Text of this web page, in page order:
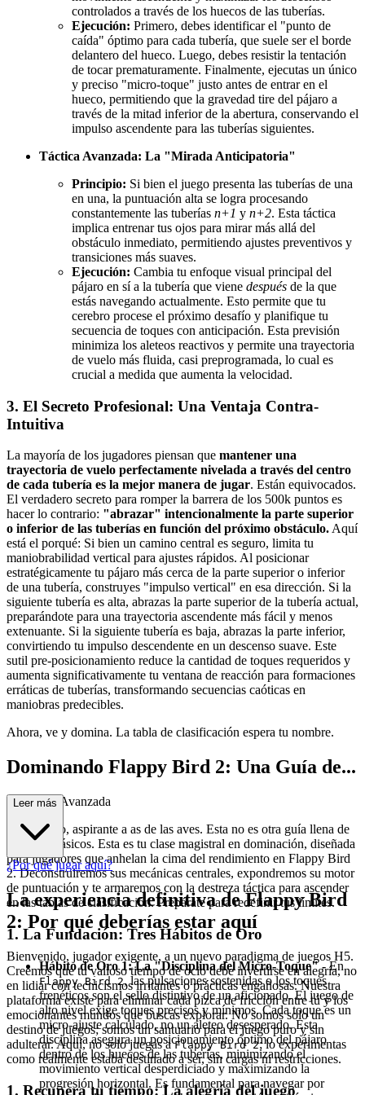
controlados a través de los huecos de las tuberías.
Ejecución: Primero, debes identificar el "punto de
caída" óptimo para cada tubería, que suele ser el borde
delantero del hueco. Luego, debes resistir la tentación
de tocar prematuramente. Finalmente, ejecutas un único
y preciso "micro-toque" justo antes de entrar en el
hueco, permitiendo que la gravedad tire del pájaro a
través de la mitad inferior de la abertura, conservando el
impulso ascendente para las tuberías siguientes.
Táctica Avanzada: La "Mirada Anticipatoria"
Principio: Si bien el juego presenta las tuberías de una
en una, la puntuación alta se logra procesando
constantemente las tuberías n+1 y n+2. Esta táctica
implica entrenar tus ojos para mirar más allá del
obstáculo inmediato, permitiendo ajustes preventivos y
transiciones más suaves.
Ejecución: Cambia tu enfoque visual principal del
pájaro en sí a la tubería que viene después de la que
estás navegando actualmente. Esto permite que tu
cerebro procese el próximo desafío y planifique tu
secuencia de toques con anticipación. Esta previsión
minimiza los aleteos reactivos y permite una trayectoria
de vuelo más fluida, casi preprogramada, lo cual es
crucial a medida que aumenta la velocidad.
3. El Secreto Profesional: Una Ventaja Contra-
Intuitiva
La mayoría de los jugadores piensan que mantener una
trayectoria de vuelo perfectamente nivelada a través del centro
de cada tubería es la mejor manera de jugar. Están equivocados.
El verdadero secreto para romper la barrera de los 500k puntos es
hacer lo contrario: "abrazar" intencionalmente la parte superior
o inferior de las tuberías en función del próximo obstáculo.Aquí
está el porqué: Si bien un camino central es seguro, limita tu
maniobrabilidad vertical para ajustes rápidos. Al posicionar
estratégicamente tu pájaro más cerca de la parte superior o inferior
de una tubería, construyes "impulso vertical" en esa dirección. Si la
siguiente tubería es alta, abrazas la parte superior de la tubería actual,
preparándote para una trayectoria ascendente más fácil y menos
extenuante. Si la siguiente tubería es baja, abrazas la parte inferior,
convirtiendo tu impulso descendente en un descenso suave. Este
sutil pre-posicionamiento reduce la cantidad de toques requeridos y
aumenta significativamente tu ventana de reacción para formaciones
erráticas de tuberías, transformando secuencias caóticas en
maniobras predecibles.
Ahora, ve y domina. La tabla de clasificación espera tu nombre.
Dominando Flappy Bird 2: Una Guía de...
Estrategia Avanzada
Bienvenido, aspirante a as de las aves. Esta no es otra guía llena de
consejos básicos. Esta es tu clase magistral en dominación, diseñada
para jugadores que anhelan la cima del rendimiento en Flappy Bird
2. Deconstruiremos sus mecánicas centrales, expondremos su motor
de puntuación y te armaremos con la destreza táctica para ascender
en las tablas de clasificación. Prepárate para redefinir tus límites.
1. La Fundación: Tres Hábitos de Oro
Hábito de Oro 1: La "Disciplina del Micro-Toque"- En
Flappy Bird 2, las pulsaciones sostenidas o los toques
frenéticos son el sello distintivo de un aficionado. El juego de
alto nivel exige toques precisos y mínimos. Cada toque es un
micro-ajuste calculado, no un aleteo desesperado. Esta
disciplina asegura un posicionamiento óptimo del pájaro
dentro de los huecos de las tuberías, minimizando el
movimiento vertical desperdiciado y maximizando la
progresión horizontal. Es fundamental para navegar por
Leer más
¿Por qué jugar aquí?
La experiencia definitiva de Flappy Bird
2: Por qué deberías estar aquí
Bienvenido, jugador exigente, a un nuevo paradigma de juegos H5.
Creemos que tu valioso tiempo de ocio debe invertirse en alegría, no
en lidiar con tecnicismos irritantes o prácticas engañosas. Nuestra
plataforma existe para eliminar cada pizca de fricción entre tú y los
emocionantes mundos que buscas explorar. No somos solo un
destino de juegos; somos un santuario para el juego puro y sin
adulterar. Aquí, no solo juegas aFlappy Bird 2; lo experimentas
como realmente estaba destinado a ser, sin cargas ni restricciones.
1. Recupera tu tiempo: La alegría del juego